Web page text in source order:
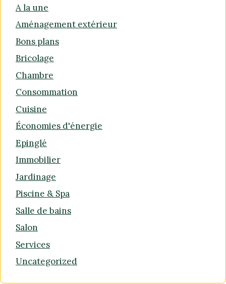
A la une
Aménagement extérieur
Bons plans
Bricolage
Chambre
Consommation
Cuisine
Économies d'énergie
Epinglé
Immobilier
Jardinage
Piscine & Spa
Salle de bains
Salon
Services
Uncategorized